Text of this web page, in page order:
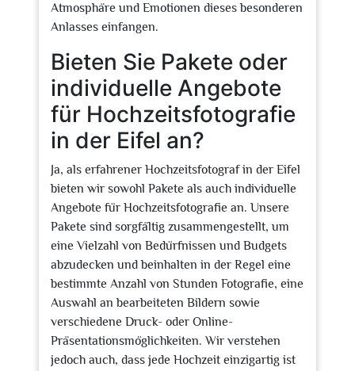
Atmosphäre und Emotionen dieses besonderen
Anlasses einfangen.
Bieten Sie Pakete oder
individuelle Angebote
für Hochzeitsfotografie
in der Eifel an?
Ja, als erfahrener Hochzeitsfotograf in der Eifel
bieten wir sowohl Pakete als auch individuelle
Angebote für Hochzeitsfotografie an. Unsere
Pakete sind sorgfältig zusammengestellt, um
eine Vielzahl von Bedürfnissen und Budgets
abzudecken und beinhalten in der Regel eine
bestimmte Anzahl von Stunden Fotografie, eine
Auswahl an bearbeiteten Bildern sowie
verschiedene Druck- oder Online-
Präsentationsmöglichkeiten. Wir verstehen
jedoch auch, dass jede Hochzeit einzigartig ist